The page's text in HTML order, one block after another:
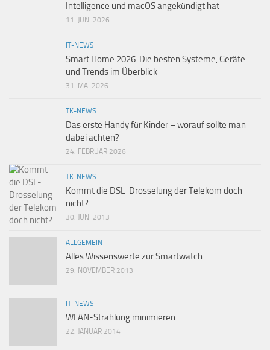
Intelligence und macOS angekündigt hat
11. JUNI 2026
IT-NEWS
Smart Home 2026: Die besten Systeme, Geräte
und Trends im Überblick
31. MAI 2026
TK-NEWS
Das erste Handy für Kinder – worauf sollte man
dabei achten?
24. FEBRUAR 2026
TK-NEWS
Kommt die DSL-Drosselung der Telekom doch
nicht?
30. JUNI 2013
ALLGEMEIN
Alles Wissenswerte zur Smartwatch
29. NOVEMBER 2013
IT-NEWS
WLAN-Strahlung minimieren
22. JANUAR 2014